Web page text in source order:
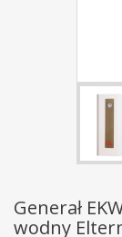
Generał
wodny